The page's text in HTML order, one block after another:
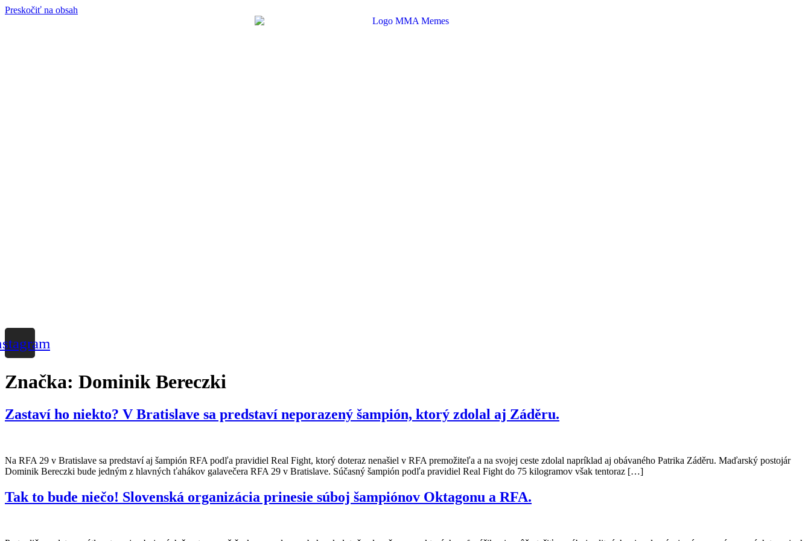
Preskočiť na obsah
Značka: Dominik Bereczki
Zastaví ho niekto? V Bratislave sa predstaví neporazený šampión, ktorý zdolal aj Záděru.
Na RFA 29 v Bratislave sa predstaví aj šampión RFA podľa pravidiel Real Fight, ktorý doteraz nenašiel v RFA premožiteľa a na svojej ceste zdolal napríklad aj obávaného Patrika Záděru. Maďarský postojár
Dominik Bereczki bude jedným z hlavných ťahákov galavečera RFA 29 v Bratislave. Súčasný šampión podľa pravidiel Real Fight do 75 kilogramov však tentoraz […]
Tak to bude niečo! Slovenská organizácia prinesie súboj šampiónov Oktagonu a RFA.